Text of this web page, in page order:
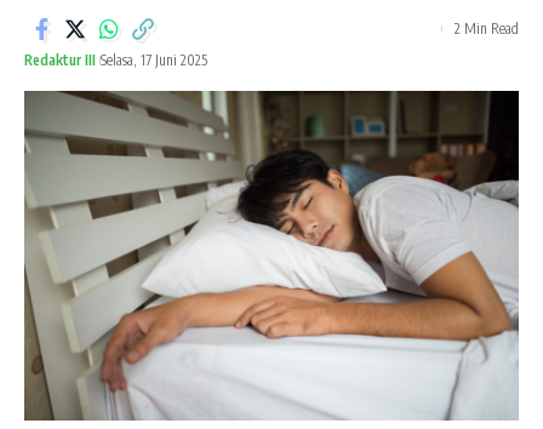
Redaktur III Selasa, 17 Juni 2025
2 Min Read